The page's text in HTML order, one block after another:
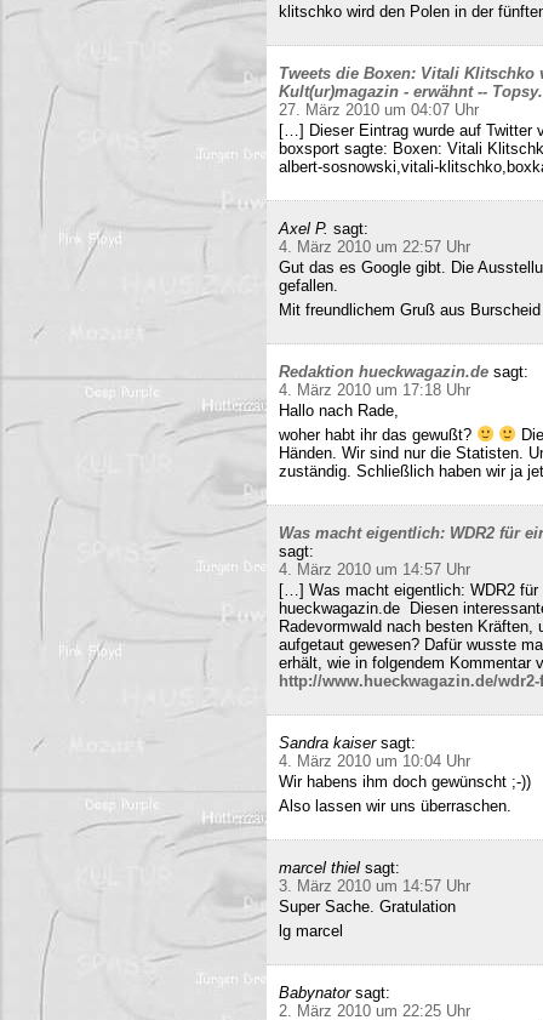
klitschko wird den Polen in der
Tweets die Boxen: Vitali Klitschko
Kult(ur)magazin - erwähnt --
27. März 2010 um 04:07 Uhr
[…] Dieser Eintrag wurde auf Twitter
boxsport sagte: Boxen: Vitali
albert-sosnowski,vitali-
Axel P. sagt:
4. März 2010 um 22:57 Uhr
Gut das es Google gibt. Die
gefallen.
Mit freundlichem Gruß aus Burscheid
Redaktion hueckwagazin.de sagt:
4. März 2010 um 17:18 Uhr
Hallo nach Rade,
woher habt ihr das gewußt?
Händen. Wir sind nur die Statisten.
zuständig. Schließlich haben wir ja
Was macht eigentlich: WDR2 für
sagt:
4. März 2010 um 14:57 Uhr
[…] Was macht eigentlich: WDR2
hueckwagazin.de Diesen
Radevormwald nach besten
aufgetaut gewesen? Dafür wusste
erhält, wie in folgendem Kommentar
http://www.hueckwagazin.de/
Sandra kaiser sagt:
4. März 2010 um 10:04 Uhr
Wir habens ihm doch gewünscht ;-))
Also lassen wir uns überraschen.
marcel thiel sagt:
3. März 2010 um 14:57 Uhr
Super Sache. Gratulation
lg marcel
Babynator sagt:
2. März 2010 um 22:25 Uhr